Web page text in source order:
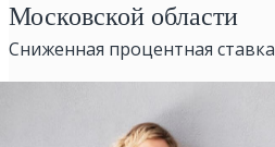
Московской области
Сниженная процентная